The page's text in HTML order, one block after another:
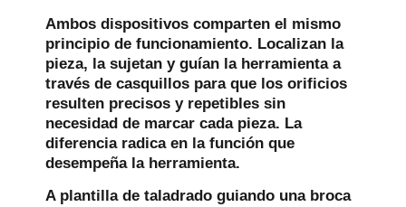
Ambos dispositivos comparten el mismo
principio de funcionamiento. Localizan la
pieza, la sujetan y guían la herramienta a
través de casquillos para que los orificios
resulten precisos y repetibles sin
necesidad de marcar cada pieza. La
diferencia radica en la función que
desempeña la herramienta.
A plantilla de taladrado guiando una broca